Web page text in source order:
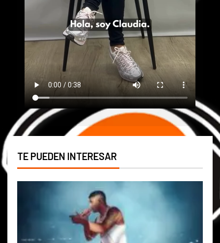
TE PUEDEN INTERESAR